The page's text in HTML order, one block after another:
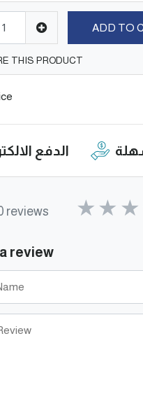
ADD TO
THIS PRODUCT
الدفع
reviews
review